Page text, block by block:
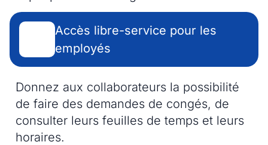
Accès libre-service pour les
employés
Donnez aux collaborateurs la possibilité
de faire des demandes de congés, de
consulter leurs feuilles de temps et leurs
horaires.